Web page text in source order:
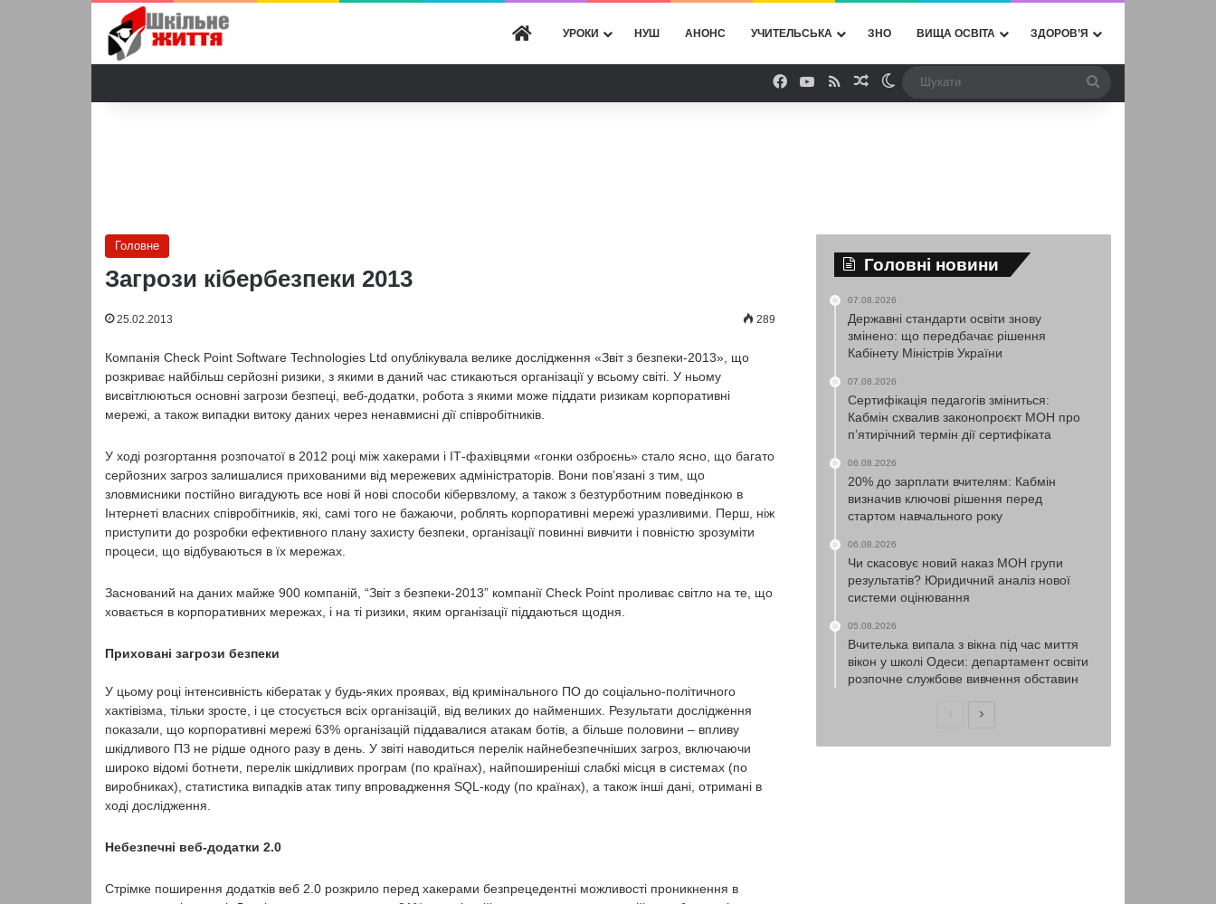
ГОЛОВНА
УРОКИ НУШ АНОНС УЧИТЕЛЬСЬКА ЗНО ВИЩА ОСВІТА ЗДОРОВ’Я
Facebook
YouTube
RSSВипадкова стаття
Switch skin
Головне
Загрози кібербезпеки 2013
25.02.2013 289
Компанія Check Point Software Technologies Ltd опублікувала велике дослідження «Звіт з безпеки-2013», що
розкриває найбільш серйозні ризики, з якими в даний час стикаються організації у всьому світі. У ньому
висвітлюються основні загрози безпеці, веб-додатки, робота з якими може піддати ризикам корпоративні
мережі, а також випадки витоку даних через ненавмисні дії співробітників.
У ході розгортання розпочатої в 2012 році між хакерами і IТ-фахівцями «гонки озброєнь» стало ясно, що багато
серйозних загроз залишалися прихованими від мережевих адміністраторів. Вони пов’язані з тим, що
зловмисники постійно вигадують все нові й нові способи кібервзлому, а також з безтурботним поведінкою в
Інтернеті власних співробітників, які, самі того не бажаючи, роблять корпоративні мережі уразливими. Перш, ніж
приступити до розробки ефективного плану захисту безпеки, організації повинні вивчити і повністю зрозуміти
процеси, що відбуваються в їх мережах.
Заснований на даних майже 900 компаній, “Звіт з безпеки-2013” компанії Check Point проливає світло на те, що
ховається в корпоративних мережах, і на ті ризики, яким організації піддаються щодня.
Приховані загрози безпеки
У цьому році інтенсивність кібератак у будь-яких проявах, від кримінального ПО до соціально-політичного
хактівізма, тільки зросте, і це стосується всіх організацій, від великих до найменших. Результати дослідження
показали, що корпоративні мережі 63% організацій піддавалися атакам ботів, а більше половини – впливу
шкідливого ПЗ не рідше одного разу в день. У звіті наводиться перелік найнебезпечніших загроз, включаючи
широко відомі ботнети, перелік шкідливих програм (по країнах), найпоширеніші слабкі місця в системах (по
виробниках), статистика випадків атак типу впровадження SQL-коду (по країнах), а також інші дані, отримані в
ході дослідження.
Небезпечні веб-додатки 2.0
Стрімке поширення додатків веб 2.0 розкрило перед хакерами безпрецедентні можливості проникнення в
Головні новини
07.08.2026
Державні стандарти освіти знову
змінено: що передбачає рішення
Кабінету Міністрів України
07.08.2026
Сертифікація педагогів зміниться:
Кабмін схвалив законопроєкт МОН про
п’ятирічний термін дії сертифіката
06.08.2026
20% до зарплати вчителям: Кабмін
визначив ключові рішення перед
стартом навчального року
06.08.2026
Чи скасовує новий наказ МОН групи
результатів? Юридичний аналіз нової
системи оцінювання
05.08.2026
Вчителька випала з вікна під час миття
вікон у школі Одеси: департамент освіти
розпочне службове вивчення обставин
ПопередняНаступна